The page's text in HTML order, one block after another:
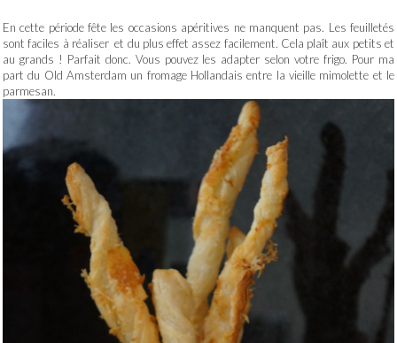
En cette période fête les occasions apéritives ne manquent pas. Les feuilletés
sont faciles à réaliser et du plus effet assez facilement. Cela plaît aux petits et
au grands ! Parfait donc. Vous pouvez les adapter selon votre frigo. Pour ma
part du Old Amsterdam un fromage Hollandais entre la vieille mimolette et le
parmesan.